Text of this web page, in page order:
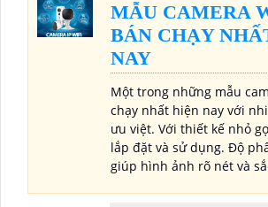
MẪU CAMERA
BÁN CHẠY
NAY
Một trong những mẫu
chạy nhất hiện nay với
ưu việt. Với thiết kế nhỏ
lắp đặt và sử dụng. Độ
giúp hình ảnh rõ nét và